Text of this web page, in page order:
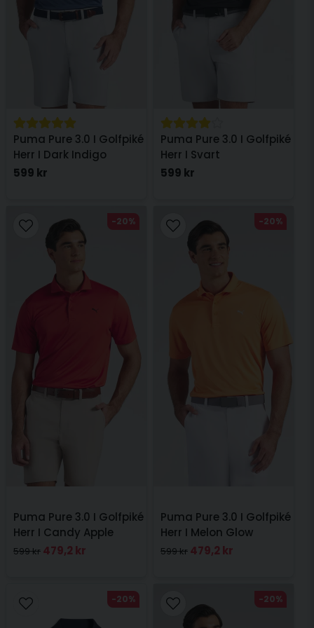
Puma Pure 3.0 I Golfpiké
Herr I Dark Indigo
599 kr
Puma Pure 3.0 I Golfpiké
Herr I Svart
599 kr
Puma Pure 3.0 I Golfpiké
Herr I Candy Apple
599 kr 479,2 kr
-20%
Puma Pure 3.0 I Golfpiké
Herr I Melon Glow
599 kr 479,2 kr
-20%
-20% -20%